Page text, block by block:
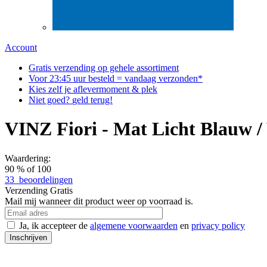
Account
Gratis verzending op gehele assortiment
Voor 23:45 uur besteld = vandaag verzonden*
Kies zelfje aflevermoment & plek
Niet goed? geld terug!
VINZ Fiori - Mat Licht Blauw
Waardering:
90 % of 100
33 beoordelingen
Verzending Gratis
Mail mij wanneer dit product weer op voorraad is.
Ja, ik accepteer de algemene voorwaarden en privacy policy
Inschrijven